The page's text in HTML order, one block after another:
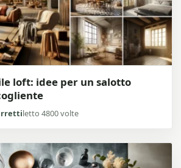
loft: idee per un salotto
letto 4800 volte